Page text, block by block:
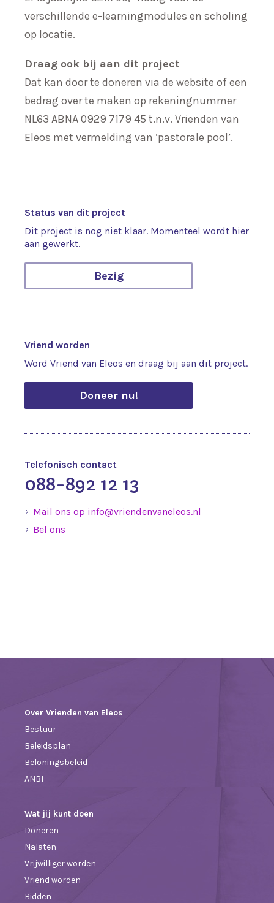
verschillende e-learningmodules en scholing
op locatie.
Draag ook bij aan dit project
Dat kan door te doneren via de website of een
bedrag over te maken op rekeningnummer
NL63 ABNA 0929 7179 45 t.n.v. Vrienden van
Eleos met vermelding van ‘pastorale pool’.
Status van dit project
Dit project is nog niet klaar. Momenteel wordt hier
aan gewerkt.
Bezig
Vriend worden
Word Vriend van Eleos en draag bij aan dit project.
Doneer nu!
Telefonisch contact
088-892 12 13
Mail ons op info@vriendenvaneleos.nl
Bel ons
Over Vrienden van Eleos
Bestuur
Beleidsplan
Beloningsbeleid
ANBI
Wat jij kunt doen
Doneren
Nalaten
Vrijwilliger worden
Vriend worden
Bidden